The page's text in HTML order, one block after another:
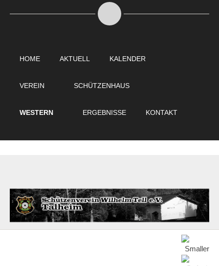
HOME AKTUELL KALENDER
VEREIN SCHÜTZENHAUS
WESTERN ERGEBNISSE KONTAKT